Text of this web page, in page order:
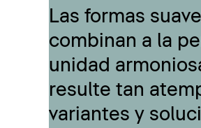
Las formas
combinan a la
unidad
resulte tan
variantes y